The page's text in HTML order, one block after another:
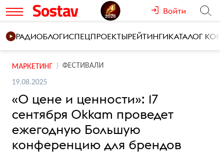
Войти
РАДИОБЛОГИСПЕЦПРОЕКТЫРЕЙТИНГИКАТАЛОГ
МАРКЕТИНГ ФЕСТИВАЛИ
19.08.2025
«О цене и ценности»: 17
сентября Okkam проведет
ежегодную Большую
конференцию для брендов